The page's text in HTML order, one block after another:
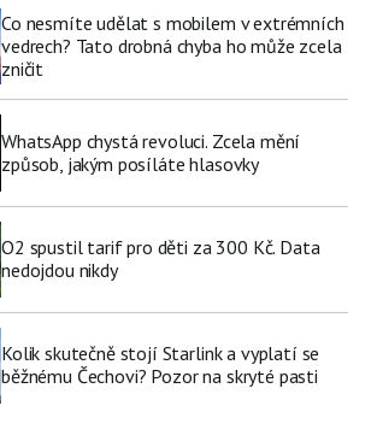
Co nesmíte udělat s mobilem v extrémních
vedrech? Tato drobná chyba ho může zcela
zničit
WhatsApp chystá revoluci. Zcela mění
způsob, jakým posíláte hlasovky
O2 spustil tarif pro děti za 300 Kč. Data
nedojdou nikdy
Kolik skutečně stojí Starlink a vyplatí se
běžnému Čechovi? Pozor na skryté pasti